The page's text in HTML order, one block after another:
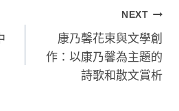
NEXT
康乃馨花束與文學創
作：以康乃馨為主題的
詩歌和散文賞析